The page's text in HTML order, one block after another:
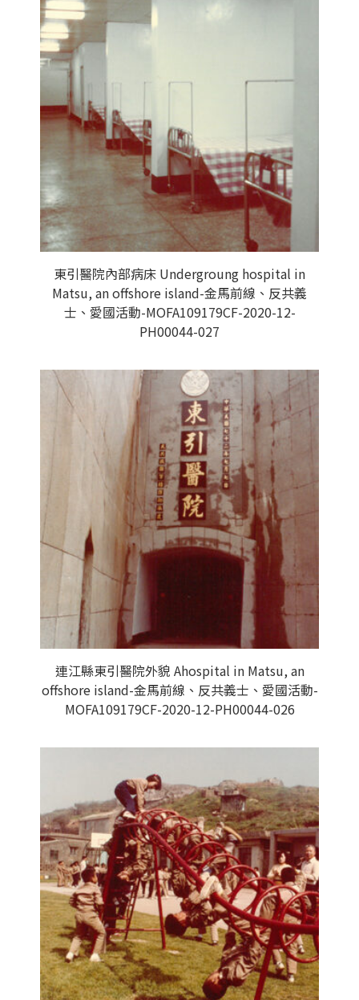
東引醫院內部病床 Undergroung hospital in
Matsu, an offshore island-金馬前線、反共義
士、愛國活動-MOFA109179CF-2020-12-
PH00044-027
連江縣東引醫院外貌 Ahospital in Matsu, an
offshore island-金馬前線、反共義士、愛國活動-
MOFA109179CF-2020-12-PH00044-026